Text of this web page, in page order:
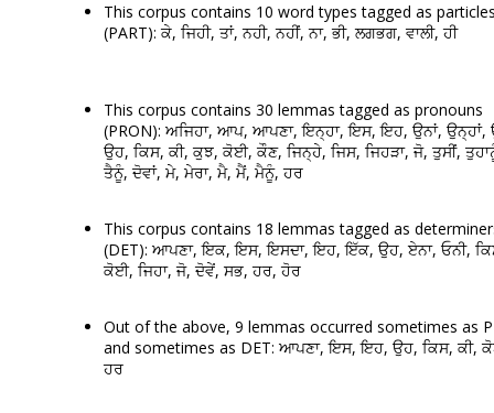
This corpus contains 10 word types tagged as
(PART): ਕੇ, ਜਿਹੀ, ਤਾਂ, ਨਹੀ, ਨਹੀਂ, ਨਾ, ਭੀ, ਲਗਭਗ, ਵਾਲੀ, ਹੀ
This corpus contains 30 lemmas tagged as pronouns
(PRON): ਅਜਿਹਾ, ਆਪ, ਆਪਣਾ, ਇਨ੍ਹਾ, ਇਸ, ਇਹ, ਉਨਾਂ, ਉਨ੍ਹਾਂ,
ਉਹ, ਕਿਸ, ਕੀ, ਕੁਝ, ਕੋਈ, ਕੌਣ, ਜਿਨ੍ਹੇ, ਜਿਸ, ਜਿਹੜਾ, ਜੋ, ਤੁਸੀਂ,
ਤੈਨੂੰ, ਦੋਵਾਂ, ਮੇ, ਮੇਰਾ, ਮੈ, ਮੈਂ, ਮੈਨੂੰ, ਹਰ
This corpus contains 18 lemmas tagged as
(DET): ਆਪਣਾ, ਇਕ, ਇਸ, ਇਸਦਾ, ਇਹ, ਇੱਕ, ਉਹ, ਏਨਾ, ਓਨੀ,
ਕੋਈ, ਜਿਹਾ, ਜੋ, ਦੋਵੇਂ, ਸਭ, ਹਰ, ਹੋਰ
Out of the above, 9 lemmas occurred sometimes as
and sometimes as DET: ਆਪਣਾ, ਇਸ, ਇਹ, ਉਹ, ਕਿਸ, ਕੀ,
ਹਰ